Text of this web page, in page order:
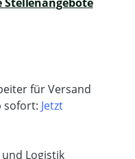
für Versand
sofort: Jetzt
Logistik